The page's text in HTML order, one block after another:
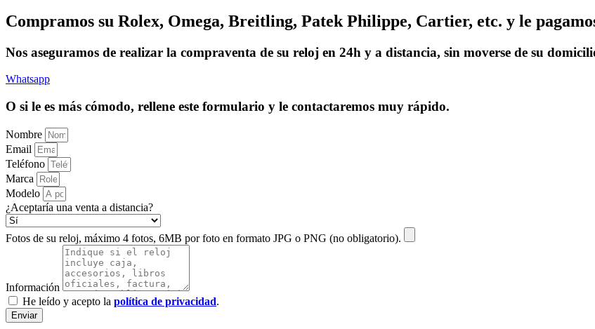
Compramos su Rolex, Omega, Breitling, Patek Philippe, Cartier, etc. y le
Nos aseguramos de realizar la compraventa de su reloj en 24h y a distancia, sin moverse de su
Whatsapp
O si le es más cómodo, rellene este formulario y le contactaremos muy rápido.
Nombre
Email
Teléfono
Marca
Modelo
¿Aceptaría una venta a distancia?
Fotos de su reloj, máximo 4 fotos, 6MB por foto en formato JPG o PNG (no obligatorio).
Información
He leído y acepto la política de privacidad.
Enviar